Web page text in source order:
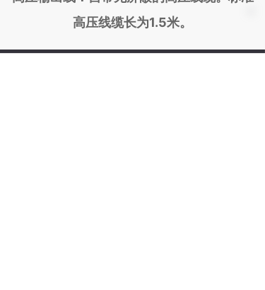
高压线缆长为1.5米。